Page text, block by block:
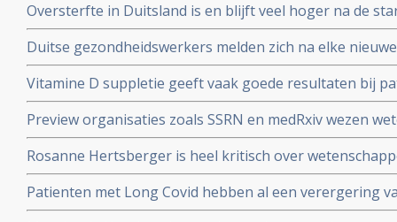
Oversterfte in Duitsland is en blijft veel hoger na de
peer reviewed studie en artsencollectief schrijft
Duitse gezondheidswerkers melden zich na elke
coronavirus - Covid-19 vaker ziek blijkt uit
en derde vaccinatierondes
Vitamine D suppletie geeft vaak goede resultaten bij
coronavirus - Covid-19 en al opgenomen in het
analyse zien van alle studies wereldwijd
Preview organisaties zoals SSRN en medRxiv wezen
onderzoek af als die afweken van Amerikaans
de maatregelen.
Rosanne Hertsberger is heel kritisch over
gemanipuleeerd zwegen over misvattingen tijdens de
Patienten met Long Covid hebben al een verergering
vermoeidheid, moeite met het reguleren van de